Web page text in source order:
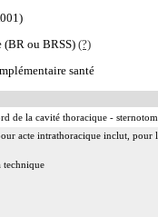
(BR ou BRSS) (?)
santé
de la cavité thoracique -
acte intrathoracique inclut,
technique